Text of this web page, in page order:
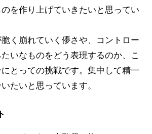
を作り上げていきたいと思ってい
く崩れていく儚さや、コントロー
いなものをどう表現するのか、こ
とっての挑戦です。集中して精一
たいと思っています。